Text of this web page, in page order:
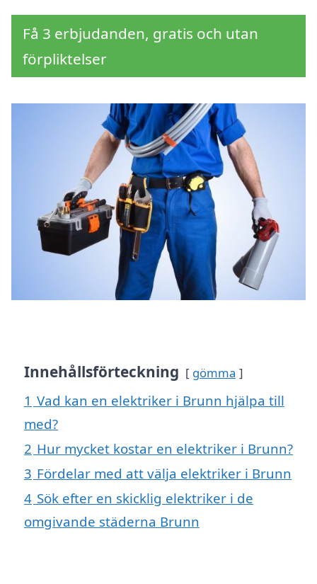
Få 3 erbjudanden, gratis och utan
förpliktelser
Innehållsförteckning gömma
1 Vad kan en elektriker i Brunn hjälpa till
med?
2 Hur mycket kostar en elektriker i Brunn?
3 Fördelar med att välja elektriker i Brunn
4 Sök efter en skicklig elektriker i de
omgivande städerna Brunn